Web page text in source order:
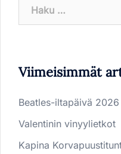
Viimeisimmät
Beatles-iltapäivä 2026
Valentinin vinyylietkot
Kapina